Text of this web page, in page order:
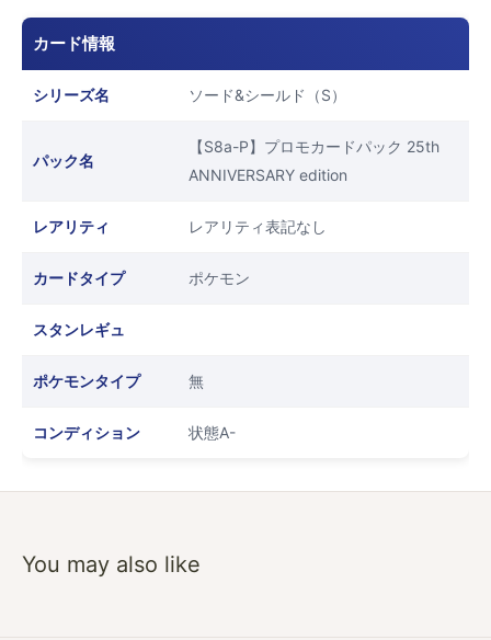
カード情報
シリーズ名 ソード&シールド（S）
パック名
【S8a-P】プロモカードパック 25th
ANNIVERSARY edition
レアリティ レアリティ表記なし
カードタイプ ポケモン
スタンレギュ
ポケモンタイプ 無
コンディション 状態A-
You may also like